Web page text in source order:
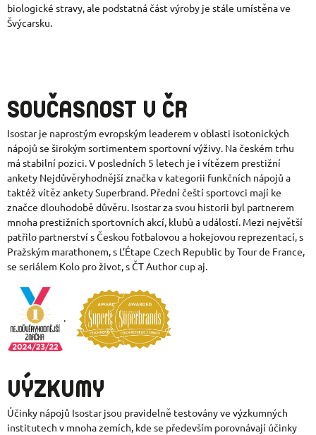
biologické stravy, ale podstatná část výroby je stále umístěna ve
Švýcarsku.
SOUČASNOST V ČR
Isostar je naprostým evropským leaderem v oblasti isotonických
nápojů se širokým sortimentem sportovní výživy. Na českém trhu
má stabilní pozici. V posledních 5 letech je i vítězem prestižní
ankety Nejdůvěryhodnější značka v kategorii funkčních nápojů a
taktéž vítěz ankety Superbrand. Přední čeští sportovci mají ke
značce dlouhodobě důvěru. Isostar za svou historii byl partnerem
mnoha prestižních sportovních akcí, klubů a událostí. Mezi největší
patřilo partnerství s Českou fotbalovou a hokejovou reprezentací, s
Pražským marathonem, s L’Étape Czech Republic by Tour de France,
se seriálem Kolo pro život, s ČT Author cup aj.
.
VÝZKUMY
Účinky nápojů Isostar jsou pravidelně testovány ve výzkumných
institutech v mnoha zemích, kde se především porovnávají účinky